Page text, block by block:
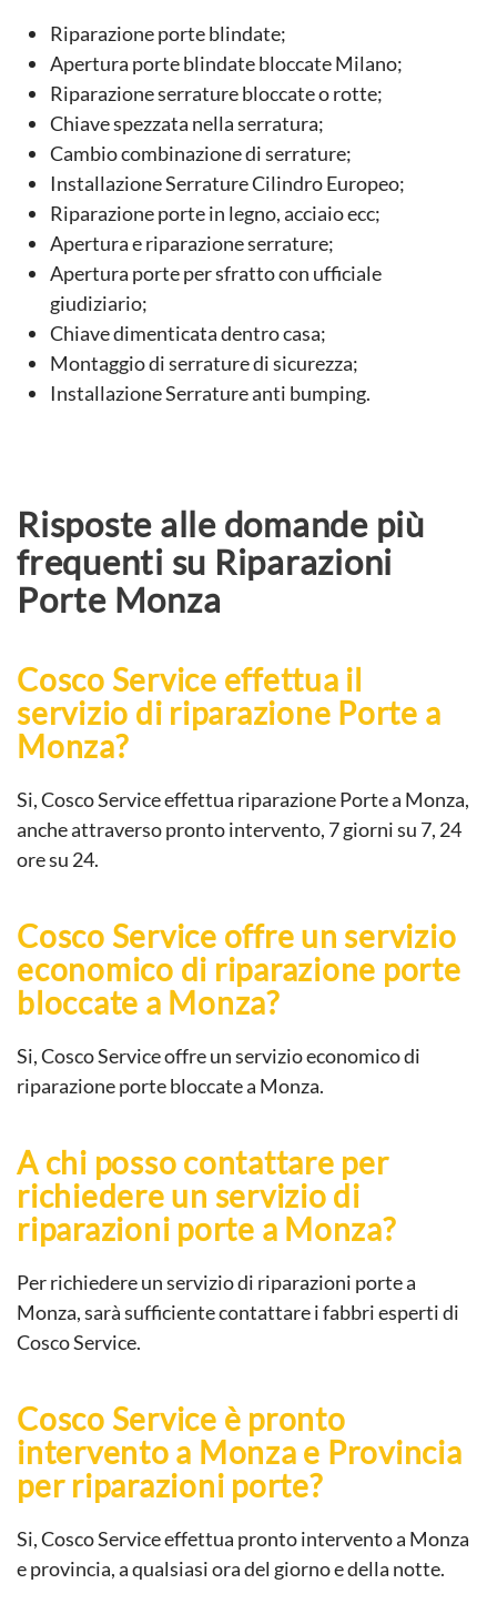
Riparazione porte blindate;
Apertura porte blindate bloccate Milano;
Riparazione serrature bloccate o rotte;
Chiave spezzata nella serratura;
Cambio combinazione di serrature;
Installazione Serrature Cilindro Europeo;
Riparazione porte in legno, acciaio ecc;
Apertura e riparazione serrature;
Apertura porte per sfratto con ufficiale
giudiziario;
Chiave dimenticata dentro casa;
Montaggio di serrature di sicurezza;
Installazione Serrature anti bumping.
Risposte alle domande più
frequenti su Riparazioni
Porte Monza
Cosco Service effettua il
servizio di riparazione Porte a
Monza?
Si, Cosco Service effettua riparazione Porte a Monza,
anche attraverso pronto intervento, 7 giorni su 7, 24
ore su 24.
Cosco Service offre un servizio
economico di riparazione porte
bloccate a Monza?
Si, Cosco Service offre un servizio economico di
riparazione porte bloccate a Monza.
A chi posso contattare per
richiedere un servizio di
riparazioni porte a Monza?
Per richiedere un servizio di riparazioni porte a
Monza, sarà sufficiente contattare i fabbri esperti di
Cosco Service.
Cosco Service è pronto
intervento a Monza e Provincia
per riparazioni porte?
Si, Cosco Service effettua pronto intervento a Monza
e provincia, a qualsiasi ora del giorno e della notte.